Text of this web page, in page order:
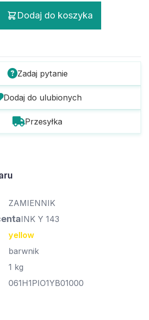
Dodaj do koszyka
Zadaj pytanie
Dodaj do ulubionych
Przesyłka
ZAMIENNIK
INK Y 143
yellow
barwnik
1 kg
061H1PIO1YB01000